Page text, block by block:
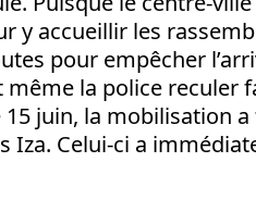
y accueillir les
pour empêcher
la police reculer
juin, la mobilisation
Iza. Celui-ci a